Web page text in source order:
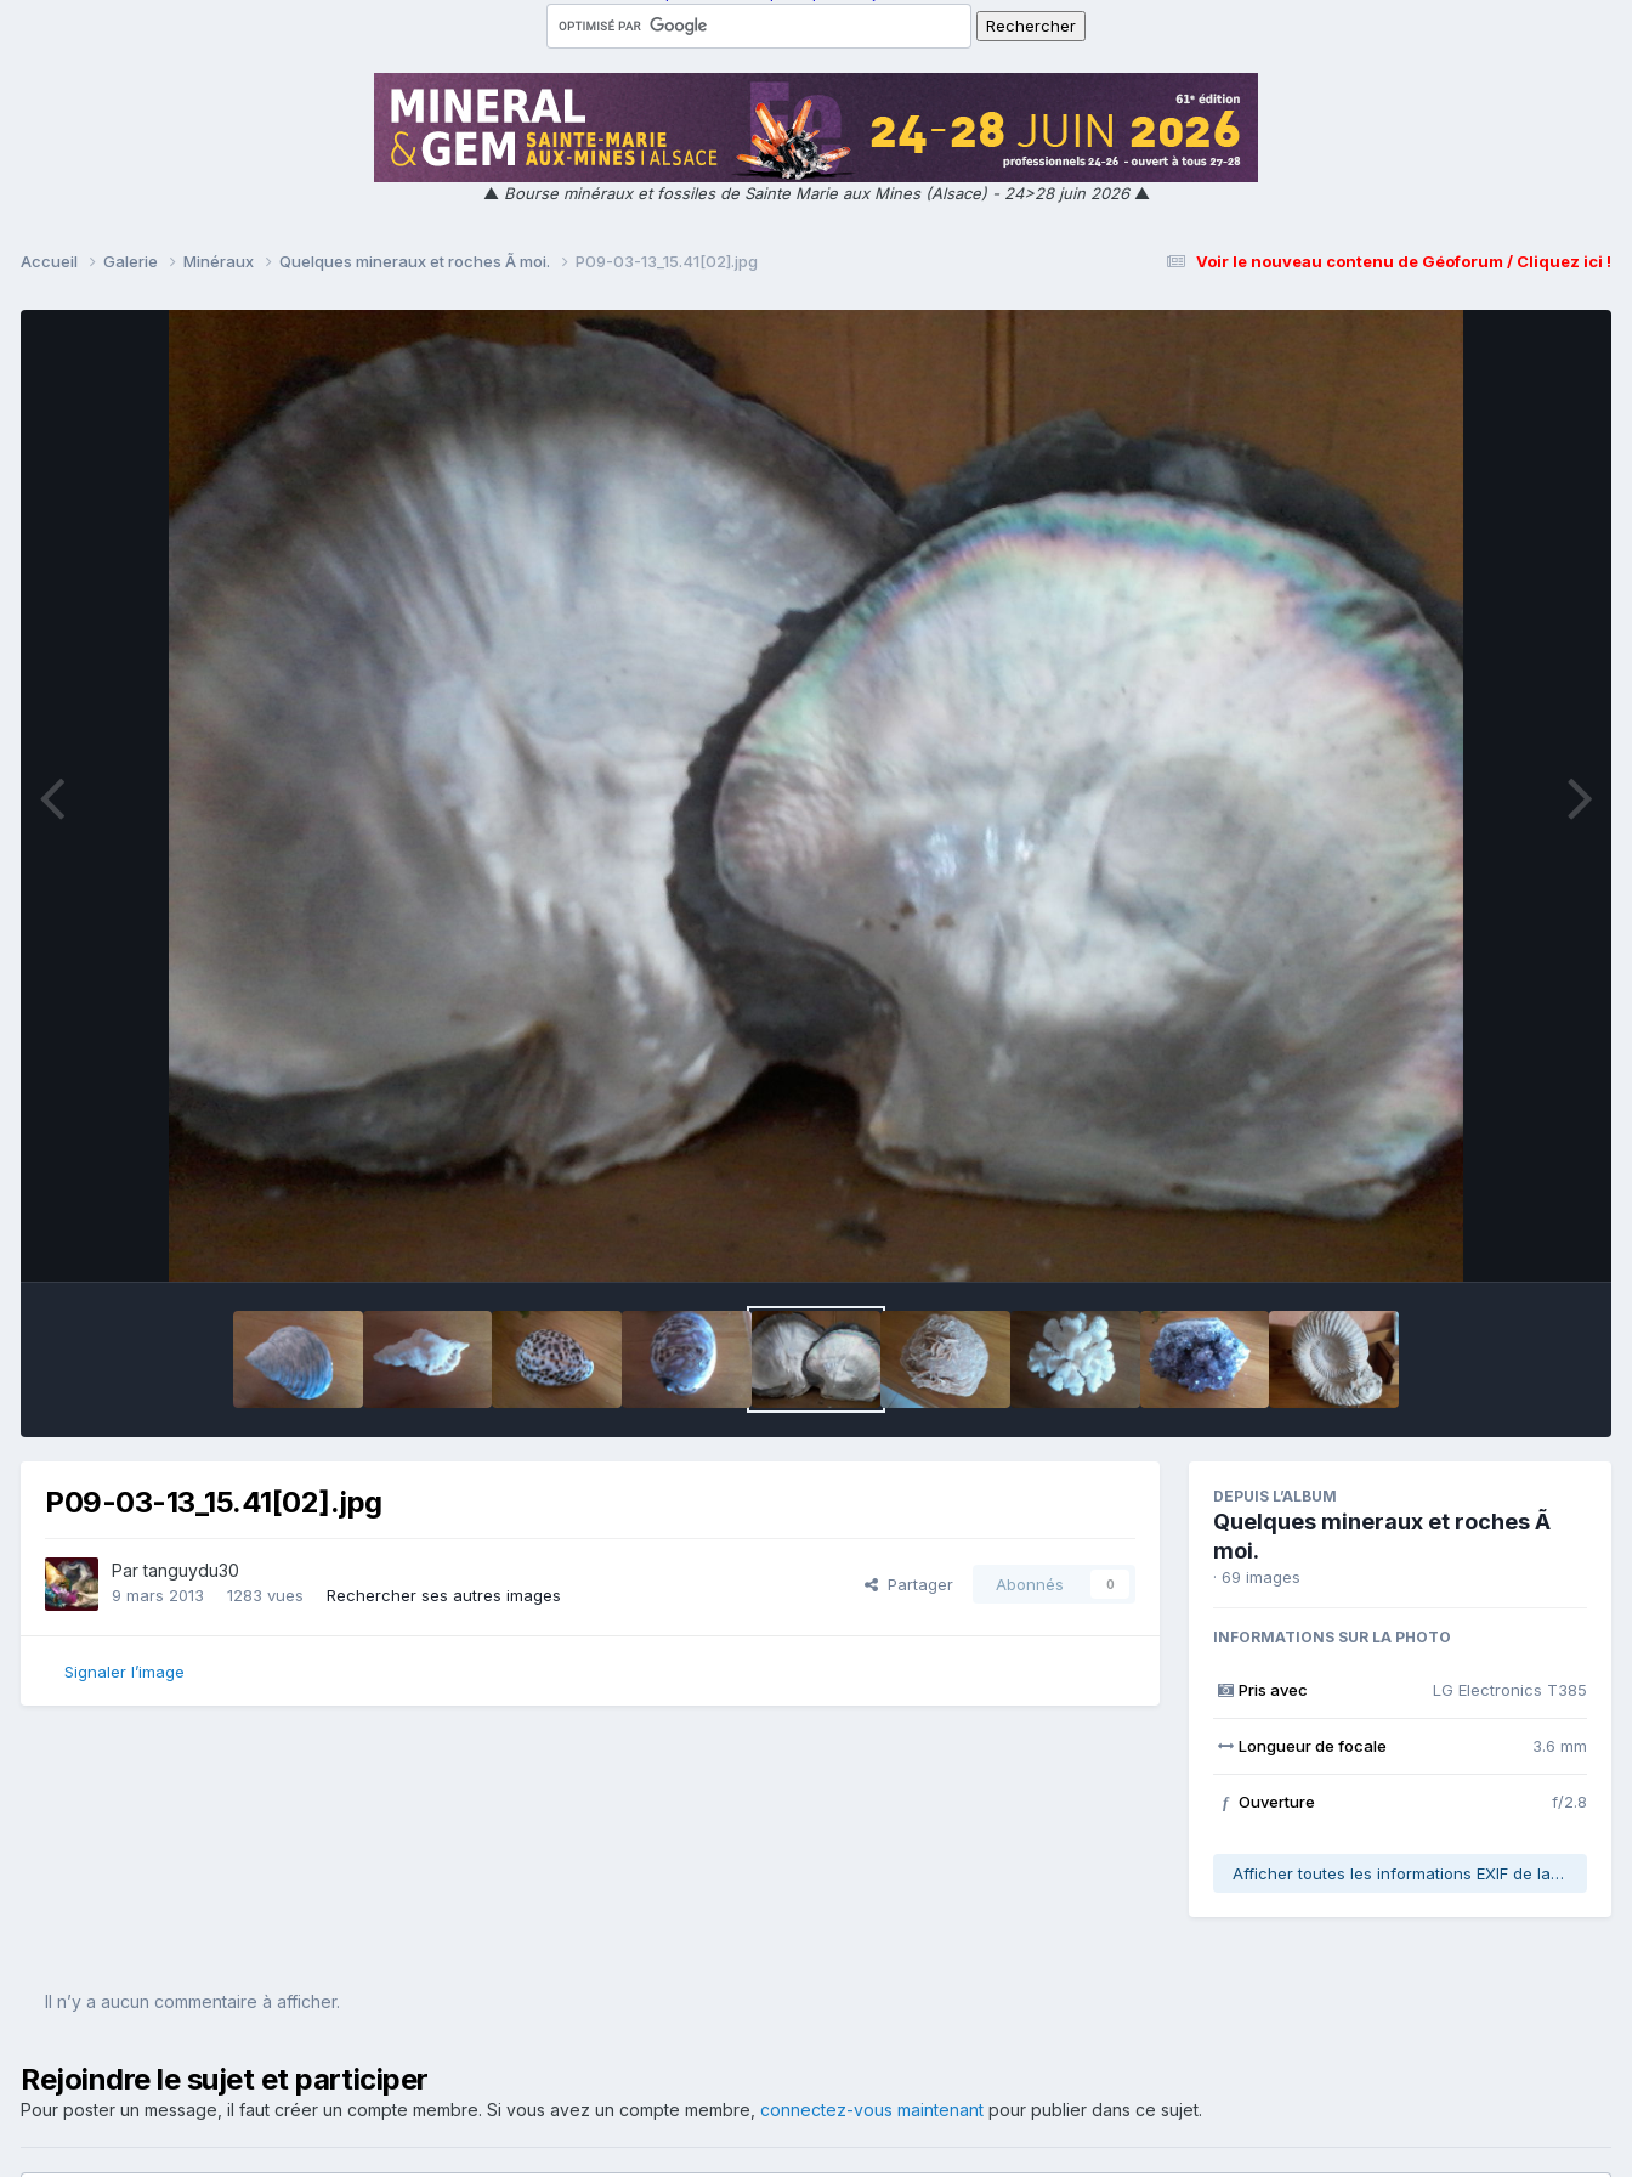
▲ Bourse minéraux et fossiles de Sainte Marie aux Mines (Alsace) - 24>28 juin 2026▲
Voir le nouveau contenu de Géoforum / Cliquez ici !
Accueil Galerie Minéraux Quelques mineraux et roches Ã moi. P09-03-13_15.41[02].jpg
P09-03-13_15.41[02].jpg
Partanguydu30
9 mars 2013 1283 vues Rechercher ses autres images
Partager Abonnés 0
Signaler l’image
DEPUIS L’ALBUM
Quelques mineraux et roches Ã
moi.
· 69 images
INFORMATIONS SUR LA PHOTO
Pris avec LG Electronics T385
Longueur de focale 3.6 mm
f Ouverture f/2.8
Afficher toutes les informations EXIF de la photo
Il n’y a aucun commentaire à afficher.
Rejoindre le sujet et participer
Pour poster un message, il faut créer un compte membre. Si vous avez un compte membre, connectez-vous maintenant pour publier dans ce sujet.